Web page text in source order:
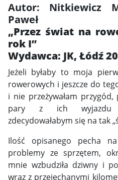
Autor: Nitkiewicz
Paweł
„Przez świat na
rok I”
Wydawca: JK, Łódź
Jeżeli byłaby to moja
rowerowych i jeszcze do
i nie przeżywałam
pary z ich wyjazdu
zdecydowałabym się na tak
Ilość opisanego pecha
problemy ze sprzętem,
mnie wzbudziła dziwny i
wraz z przejechanymi